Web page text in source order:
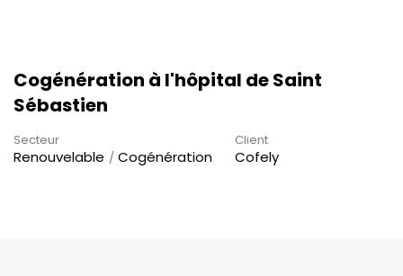
Cogénération à l'hôpital de Saint
Sébastien
Secteur
Renouvelable Cogénération
Client
Cofely